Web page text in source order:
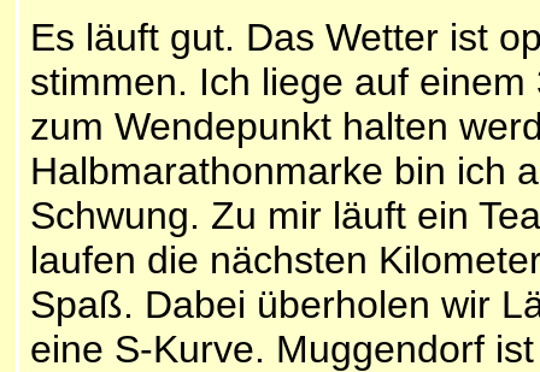
Es läuft gut. Das Wetter ist
stimmen. Ich liege auf
zum Wendepunkt halten
Halbmarathonmarke bin ich
Schwung. Zu mir läuft ein
laufen die nächsten
Spaß. Dabei überholen wir
eine S-Kurve. Muggendorf